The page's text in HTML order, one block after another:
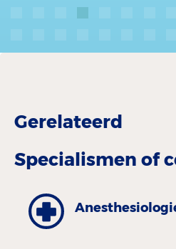
Gerelateerd
Specialismen of